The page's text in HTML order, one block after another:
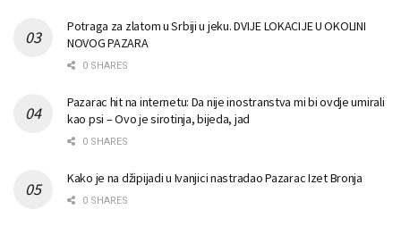
Potraga za zlatom u Srbiji u jeku. DVIJE LOKACIJE U OKOLINI
NOVOG PAZARA
0 SHARES
Pazarac hit na internetu: Da nije inostranstva mi bi ovdje umirali
kao psi – Ovo je sirotinja, bijeda, jad
0 SHARES
Kako je na džipijadi u Ivanjici nastradao Pazarac Izet Bronja
0 SHARES